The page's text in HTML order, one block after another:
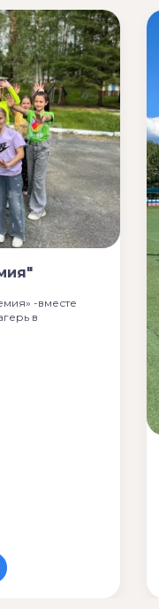
-вместе
в